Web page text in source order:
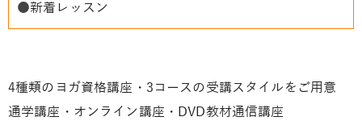
●新着レッスン
4種類のヨガ資格講座・3コースの受講スタイルをご用意
通学講座・オンライン講座・DVD教材通信講座